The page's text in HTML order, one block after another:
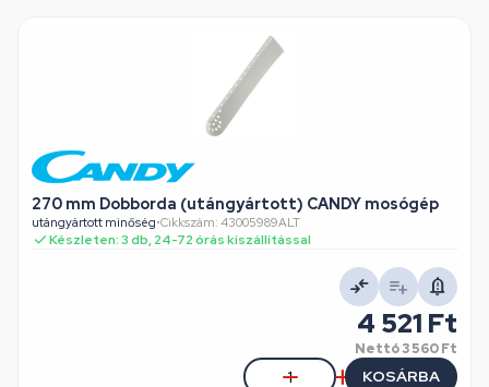
270 mm Dobborda (utángyártott) CANDY mosógép
utángyártott minőség•Cikkszám: 43005989ALT
Készleten: 3 db, 24-72 órás kiszállítással
4 521 Ft
Nettó3 560 Ft
KOSÁRBA